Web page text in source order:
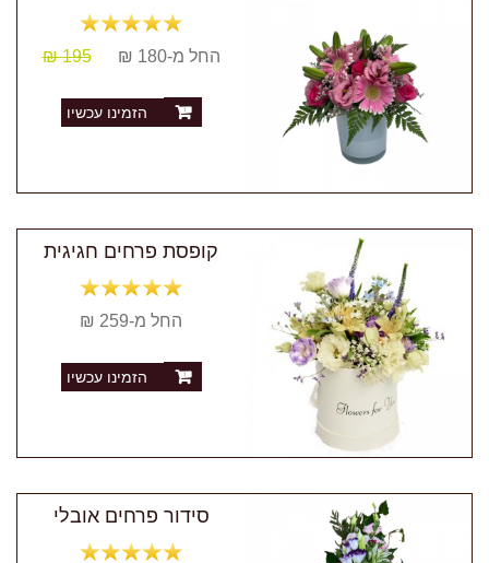
החל מ-180 ₪ 195 ₪
הזמינו עכשיו
קופסת פרחים חגיגית
החל מ-259 ₪
הזמינו עכשיו
סידור פרחים אובלי